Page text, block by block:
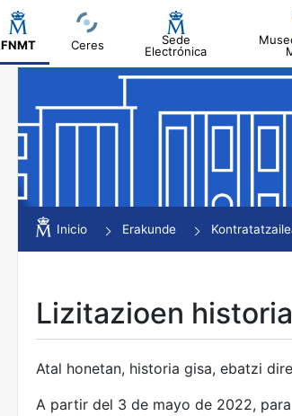
FNMT Ceres
Sede
Electrónica
Erakutsi/Ezkutatu
Erakutsi/Ezkutatu
Erakutsi/Ezkutatu
Inicio Erakunde
Lizitazioen historia
Atal honetan, historia gisa, ebatzi
A partir del 3 de mayo de 2022,